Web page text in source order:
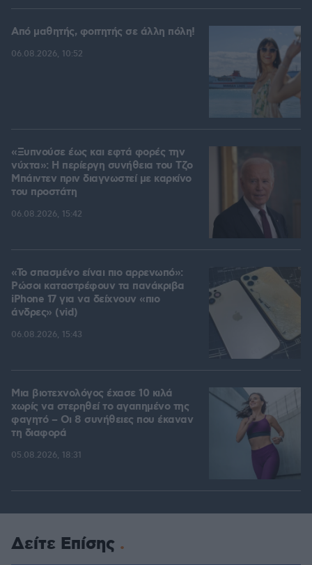
Από μαθητής, φοιτητής σε άλλη πόλη!
06.08.2026, 10:52
«Ξυπνούσε έως και εφτά φορές την
νύχτα»: Η περίεργη συνήθεια του Τζο
Μπάιντεν πριν διαγνωστεί με καρκίνο
του προστάτη
06.08.2026, 15:42
«Το σπασμένο είναι πιο αρρενωπό»:
Ρώσοι καταστρέφουν τα πανάκριβα
iPhone 17 για να δείχνουν «πιο
άνδρες» (vid)
06.08.2026, 15:43
Μια βιοτεχνολόγος έχασε 10 κιλά
χωρίς να στερηθεί το αγαπημένο της
φαγητό – Οι 8 συνήθειες που έκαναν
τη διαφορά
05.08.2026, 18:31
Δείτε Επίσης